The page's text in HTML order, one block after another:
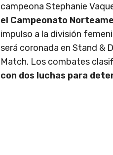
campeona Stephanie
el Campeonato
impulso a la división
será coronada en Stand &
Match. Los combates
con dos luchas para